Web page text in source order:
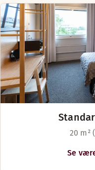
20 m²
Se
BAR
Mandag-Lørdag: 19:00-
Søndag: Lukket
Sengemuligheder
Med forbehold for
Senge til 2 gæster